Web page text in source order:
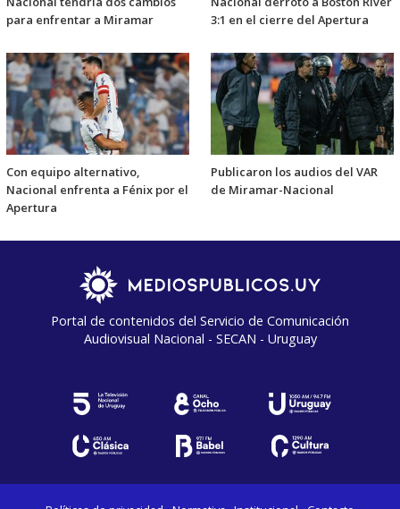
para enfrentar a Miramar
3:1 en el cierre del Apertura
Con equipo alternativo,
Nacional enfrenta a Fénix por el
Apertura
Publicaron los audios del VAR
de Miramar-Nacional
Portal de contenidos del Servicio de Comunicación
Audiovisual Nacional - SECAN - Uruguay